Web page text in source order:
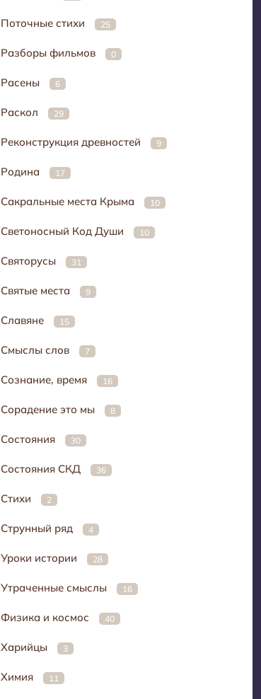
Поточные стихи 25
Разборы фильмов 0
Расены 6
Раскол 29
Реконструкция древностей 9
Родина 17
Сакральные места Крыма 10
Светоносный Код Души 10
Святорусы 31
Святые места 9
Славяне 15
Смыслы слов 7
Сознание, время 16
Сорадение это мы 8
Состояния 30
Состояния СКД 36
Стихи 2
Струнный ряд 4
Уроки истории 28
Утраченные смыслы 16
Физика и космос 40
Харийцы 3
Химия 11